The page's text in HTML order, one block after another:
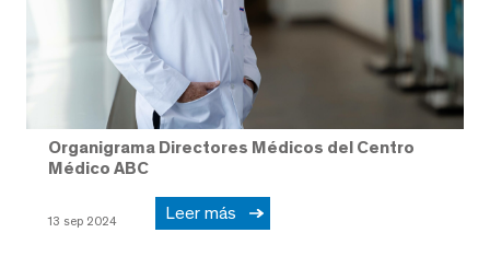
Organigrama Directores Médicos del Centro
Médico ABC
13 sep 2024 Leer más